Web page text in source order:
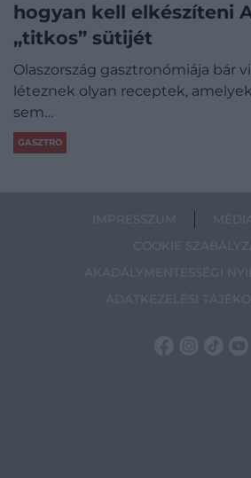
hogyan kell elkészíteni
„titkos” sütijét
Olaszország gasztronómiája bár
léteznek olyan receptek,
sem…
GASZTRO